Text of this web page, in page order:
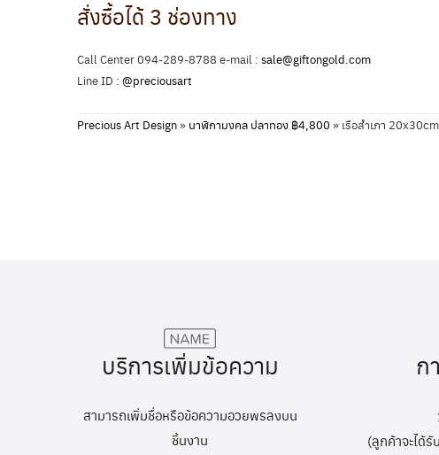
สั่งซื้อได้ 3 ช่องทาง
Call Center 094-289-8788 e-mail : sale@giftongold.com
Line ID : @preciousart
Precious Art Design» นาฬิกามงคล ปลาทอง ฿4,800 » เรือสำเภา
บริการเพิ่มข้อความ
สามารถเพิ่มชื่อหรือข้อความอวยพรลงบน
ชิ้นงาน
ก
(ลูกค้าจะได้